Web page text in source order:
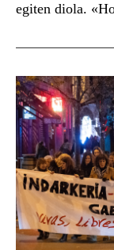
egiten diola.
defenditzeko